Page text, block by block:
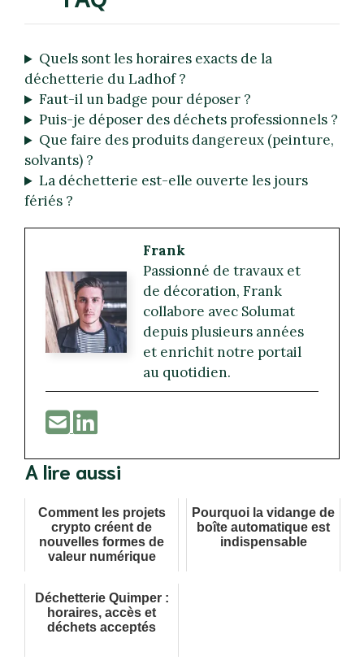
Quels sont les horaires exacts de la
déchetterie du Ladhof ?
Faut-il un badge pour déposer ?
Puis-je déposer des déchets professionnels ?
Que faire des produits dangereux (peinture,
solvants) ?
La déchetterie est-elle ouverte les jours
fériés ?
Frank
Passionné de travaux et
de décoration, Frank
collabore avec Solumat
depuis plusieurs années
et enrichit notre portail
au quotidien.
A lire aussi
Comment les projets
crypto créent de
nouvelles formes de
valeur numérique
Pourquoi la vidange de
boîte automatique est
indispensable
Déchetterie Quimper :
horaires, accès et
déchets acceptés